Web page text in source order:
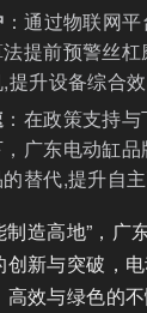
：通过物联网
提前预警丝
升设备综合效
：在政策支持
广东电动缸
替代,提升自主
制造高地”，广
新与突破，
效与绿色的